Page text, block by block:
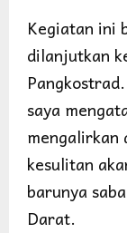
Kegiatan ini
dilanjutkan
saya
mengalirkan
kesulitan
barunya
Darat.